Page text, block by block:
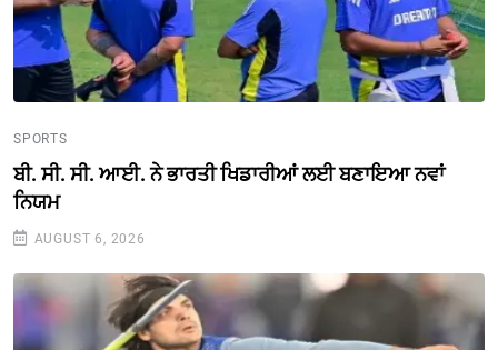
SPORTS
ਬੀ. ਸੀ. ਸੀ. ਆਈ. ਨੇ ਭਾਰਤੀ ਖਿਡਾਰੀਆਂ ਲਈ ਬਣਾਇਆ ਨਵਾਂ
ਨਿਯਮ
AUGUST 6, 2026